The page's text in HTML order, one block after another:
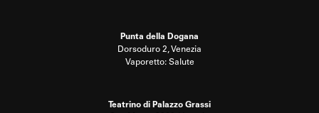
Punta della Dogana
Dorsoduro 2, Venezia
Vaporetto: Salute
Teatrino di Palazzo Grassi